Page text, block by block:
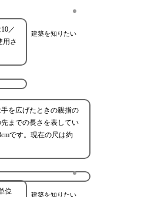
建築を知りたい
／
用さ
を広げたときの親指の
までの長さを表してい
です。現在の尺は約
建築を知りたい
位